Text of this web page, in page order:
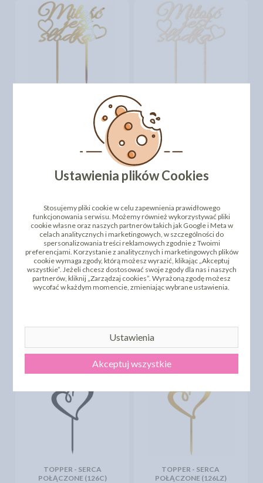
TOPPER - MIŁOŚĆ JEST
SŁODKA (088LZ)
31,34 zł
TOPPER - MR&MRS +
WYBIERZ
TOPPER - SERCA
DO KOSZYKA
TOPPER - SERCA
POŁĄCZONE (126C)
TOPPER - SERCA
POŁĄCZONE (126LZ)
Ustawienia plików Cookies
Stosujemy pliki cookie w celu zapewnienia prawidłowego
funkcjonowania serwisu. Możemy również wykorzystywać pliki
cookie własne oraz naszych partnerów takich jak Google i Meta w
celach analitycznych i marketingowych, w szczególności do
spersonalizowania treści reklamowych zgodnie z Twoimi
preferencjami. Korzystanie z analitycznych i marketingowych plików
cookie wymaga zgody, którą możesz wyrazić, klikając „Akceptuj
wszystkie”. Jeżeli chcesz dostosować swoje zgody dla nas i naszych
partnerów, kliknij „Zarządzaj cookies”. Wyrażoną zgodę możesz
wycofać w każdym momencie, zmieniając wybrane ustawienia.
Ustawienia
Akceptuj wszystkie